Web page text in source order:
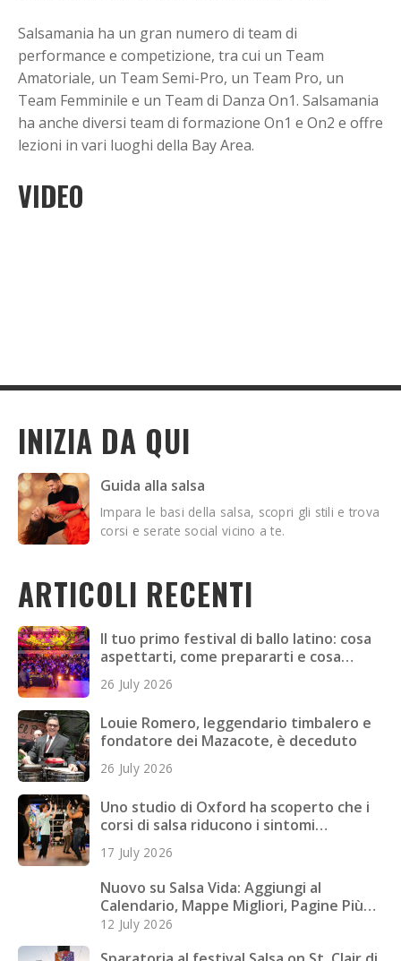
Salsamania ha un gran numero di team di
performance e competizione, tra cui un Team
Amatoriale, un Team Semi-Pro, un Team Pro, un
Team Femminile e un Team di Danza On1. Salsamania
ha anche diversi team di formazione On1 e On2 e offre
lezioni in vari luoghi della Bay Area.
VIDEO
INIZIA DA QUI
Guida alla salsa
Impara le basi della salsa, scopri gli stili e trova
corsi e serate social vicino a te.
ARTICOLI RECENTI
Il tuo primo festival di ballo latino: cosa
aspettarti, come prepararti e cosa
portare
26 July 2026
Louie Romero, leggendario timbalero e
fondatore dei Mazacote, è deceduto
26 July 2026
Uno studio di Oxford ha scoperto che i
corsi di salsa riducono i sintomi
depressivi nei giovani adulti
17 July 2026
Nuovo su Salsa Vida: Aggiungi al
Calendario, Mappe Migliori, Pagine Più
Veloci e Altro
12 July 2026